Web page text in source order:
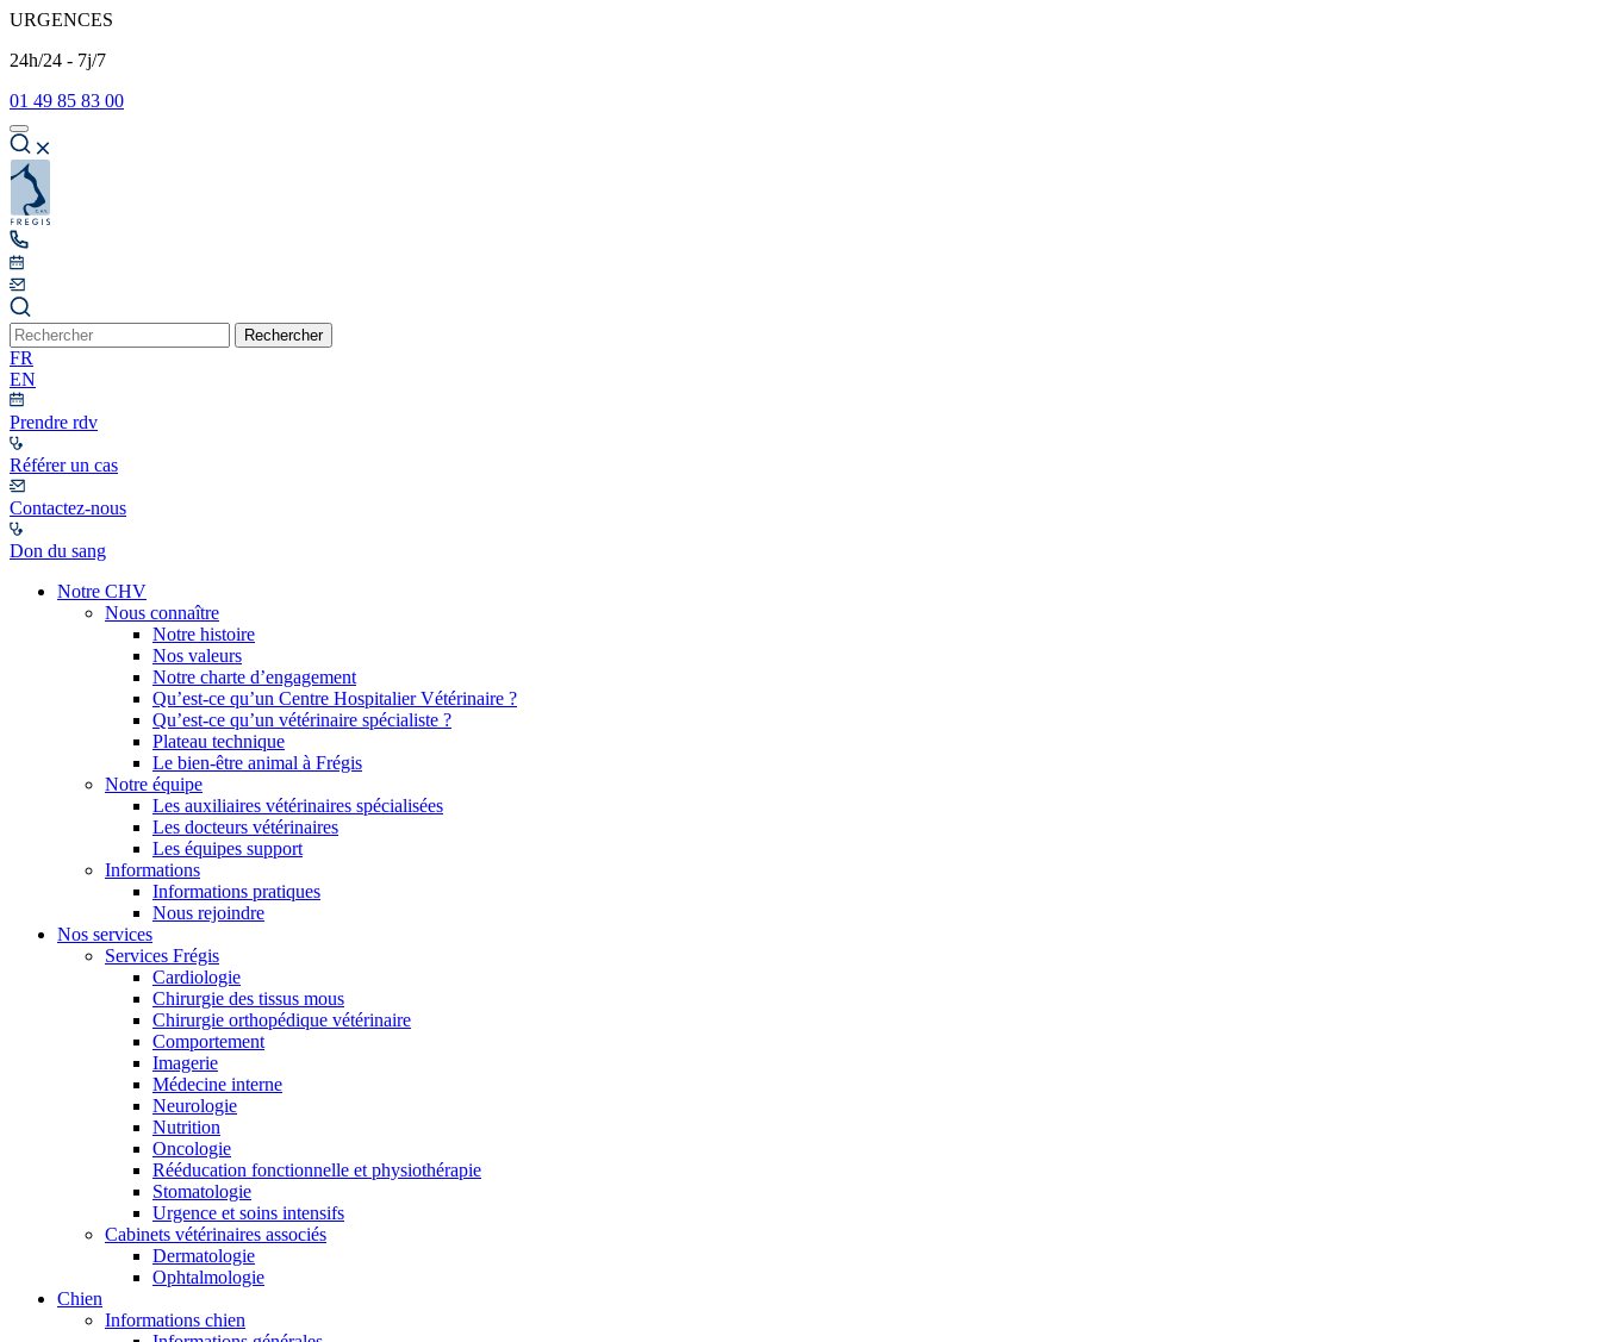
URGENCES
24h/24 - 7j/7
01 49 85 83 00
Rechercher
FR
EN
Prendre rdv
Référer un cas
Contactez-nous
Don du sang
Notre CHV
Nous connaître
Notre histoire
Nos valeurs
Notre charte d’engagement
Qu’est-ce qu’un Centre Hospitalier Vétérinaire ?
Qu’est-ce qu’un vétérinaire spécialiste ?
Plateau technique
Le bien-être animal à Frégis
Notre équipe
Les auxiliaires vétérinaires spécialisées
Les docteurs vétérinaires
Les équipes support
Informations
Informations pratiques
Nous rejoindre
Nos services
Services Frégis
Cardiologie
Chirurgie des tissus mous
Chirurgie orthopédique vétérinaire
Comportement
Imagerie
Médecine interne
Neurologie
Nutrition
Oncologie
Rééducation fonctionnelle et physiothérapie
Stomatologie
Urgence et soins intensifs
Cabinets vétérinaires associés
Dermatologie
Ophtalmologie
Chien
Informations chien